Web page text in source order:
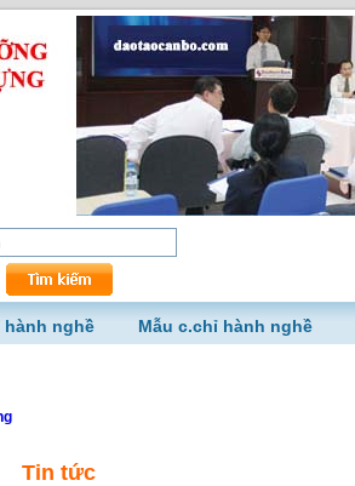
nghề Mẫu c.chỉ hành nghề
Tin tức